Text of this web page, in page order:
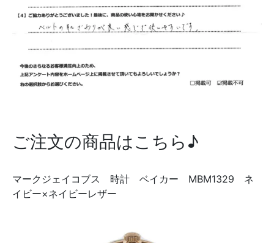
ご注文の商品はこちら♪
マークジェイコブス 時計 ベイカー MBM1329 ネ
イビー×ネイビーレザー